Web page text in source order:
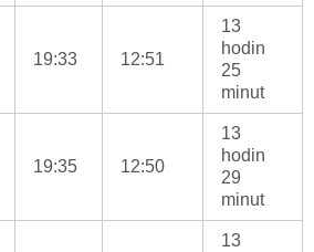
19:33 12:51
13
hodin
25
minut
19:35 12:50
13
hodin
29
minut
13